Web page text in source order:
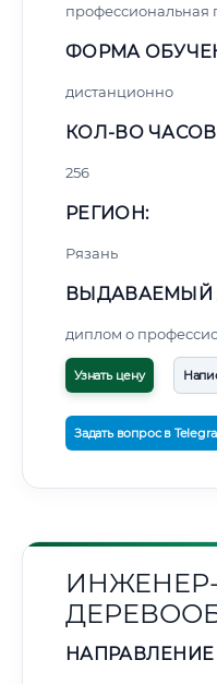
профессиональная
ФОРМА
дистанционно
КОЛ-ВО
256
РЕГИОН:
Рязань
ВЫДАВАЕМЫЙ
диплом о
Узнать цену
Задать вопрос в